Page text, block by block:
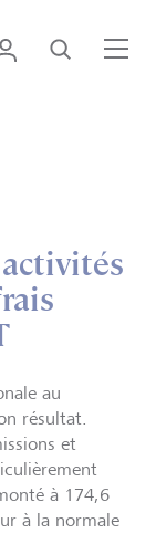
• français
Login Recherche
au
résultat.
et
à 174,6
à la normale